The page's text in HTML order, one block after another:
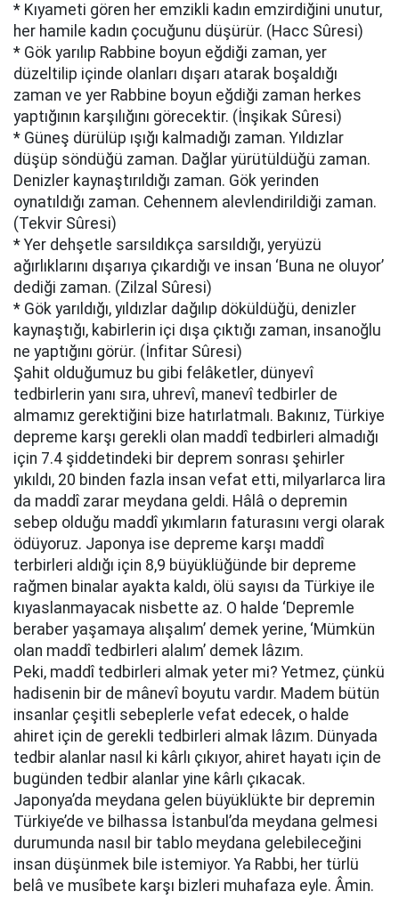
* Kıyameti gören her emzikli kadın emzirdiğini unutur,
her hamile kadın çocuğunu düşürür. (Hacc Sûresi)
* Gök yarılıp Rabbine boyun eğdiği zaman, yer
düzeltilip içinde olanları dışarı atarak boşaldığı
zaman ve yer Rabbine boyun eğdiği zaman herkes
yaptığının karşılığını görecektir. (İnşikak Sûresi)
* Güneş dürülüp ışığı kalmadığı zaman. Yıldızlar
düşüp söndüğü zaman. Dağlar yürütüldüğü zaman.
Denizler kaynaştırıldığı zaman. Gök yerinden
oynatıldığı zaman. Cehennem alevlendirildiği zaman.
(Tekvir Sûresi)
* Yer dehşetle sarsıldıkça sarsıldığı, yeryüzü
ağırlıklarını dışarıya çıkardığı ve insan ‘Buna ne oluyor’
dediği zaman. (Zilzal Sûresi)
* Gök yarıldığı, yıldızlar dağılıp döküldüğü, denizler
kaynaştığı, kabirlerin içi dışa çıktığı zaman, insanoğlu
ne yaptığını görür. (İnfitar Sûresi)
Şahit olduğumuz bu gibi felâketler, dünyevî
tedbirlerin yanı sıra, uhrevî, manevî tedbirler de
almamız gerektiğini bize hatırlatmalı. Bakınız, Türkiye
depreme karşı gerekli olan maddî tedbirleri almadığı
için 7.4 şiddetindeki bir deprem sonrası şehirler
yıkıldı, 20 binden fazla insan vefat etti, milyarlarca lira
da maddî zarar meydana geldi. Hâlâ o depremin
sebep olduğu maddî yıkımların faturasını vergi olarak
ödüyoruz. Japonya ise depreme karşı maddî
terbirleri aldığı için 8,9 büyüklüğünde bir depreme
rağmen binalar ayakta kaldı, ölü sayısı da Türkiye ile
kıyaslanmayacak nisbette az. O halde ‘Depremle
beraber yaşamaya alışalım’ demek yerine, ‘Mümkün
olan maddî tedbirleri alalım’ demek lâzım.
Peki, maddî tedbirleri almak yeter mi? Yetmez, çünkü
hadisenin bir de mânevî boyutu vardır. Madem bütün
insanlar çeşitli sebeplerle vefat edecek, o halde
ahiret için de gerekli tedbirleri almak lâzım. Dünyada
tedbir alanlar nasıl ki kârlı çıkıyor, ahiret hayatı için de
bugünden tedbir alanlar yine kârlı çıkacak.
Japonya’da meydana gelen büyüklükte bir depremin
Türkiye’de ve bilhassa İstanbul’da meydana gelmesi
durumunda nasıl bir tablo meydana gelebileceğini
insan düşünmek bile istemiyor. Ya Rabbi, her türlü
belâ ve musîbete karşı bizleri muhafaza eyle. Âmin.